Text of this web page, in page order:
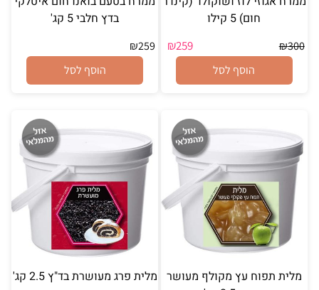
חום) 5 קילו
₪300
₪259
הוסף לסל
בדץ חלבי 5 קג'
₪259
הוסף לסל
מלית תפוח עץ מקולף מעושר מלית פרג מעושרת בד"ץ 2.5 קג'